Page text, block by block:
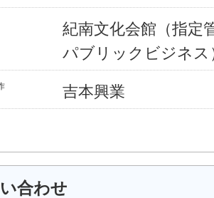
紀南文化会館（指定
パブリックビジネス
吉本興業
合わせ